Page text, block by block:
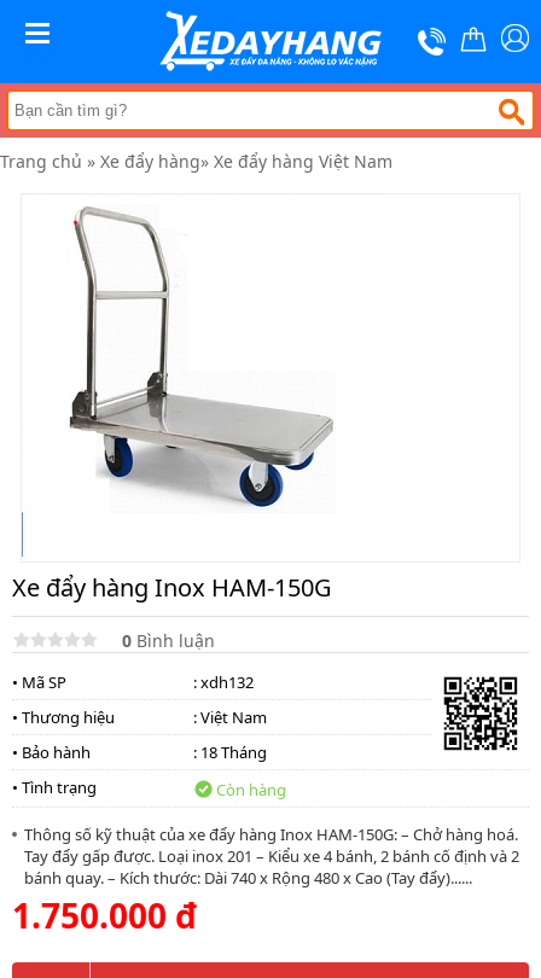
Trang
chủ
Xe
đẩy
hàng
Xe
Trang chủ » Xe đẩy hàng» Xe đẩy hàng Việt Nam
Xe đẩy hàng Inox HAM-150G
0 Bình luận
• Mã SP
: xdh132
• Thương hiệu
:Việt Nam
• Bảo hành
: 18 Tháng
• Tình trạng
Còn hàng
Thông số kỹ thuật của xe đẩy hàng Inox HAM-150G: – Chở hàng hoá.
Tay đẩy gấp được. Loại inox 201 – Kiểu xe 4 bánh, 2 bánh cố định và 2
bánh quay. – Kích thước: Dài 740 x Rộng 480 x Cao (Tay đẩy)......
1.750.000 đ